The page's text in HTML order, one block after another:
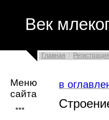
Век
Главная Регистрация
Меню
сайта
***
в